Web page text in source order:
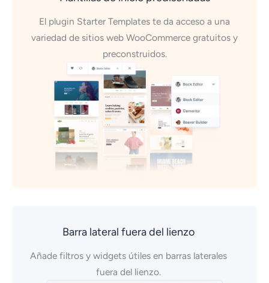
El plugin Starter Templates te da acceso a una
variedad de sitios web WooCommerce gratuitos y
preconstruidos.
Barra lateral fuera del lienzo
Añade filtros y widgets útiles en barras laterales
fuera del lienzo.